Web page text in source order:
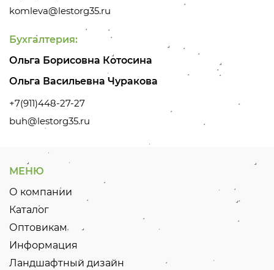
komleva@lestorg35.ru
Бухгалтерия:
Ольга Борисовна Котосина
Ольга Васильевна Чуракова
+7(911)448-27-27
buh@lestorg35.ru
МЕНЮ
О компании
Каталог
Оптовикам
Информация
Ландшафтный дизайн